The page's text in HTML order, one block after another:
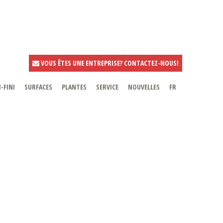
VOUS ÊTES UNE ENTREPRISE? CONTACTEZ-NOUS!
FINI SURFACES PLANTES SERVICE NOUVELLES FR